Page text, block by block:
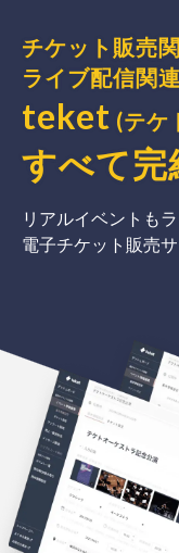
チケット販売
ライブ配信関
teket (テケ
すべて完
リアルイベントも
電子チケット販売